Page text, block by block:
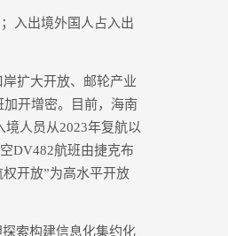
入出境外国人占入出
扩大开放、邮轮产业
开增密。目前，海南
人员从2023年复航以
DV482航班由捷克布
开放”为高水平开放
索构建信息化集约化